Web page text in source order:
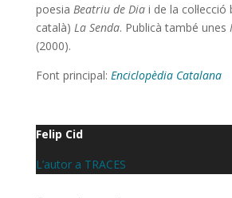
poesia Beatriu de Diai de la col·lecció
català) La Senda. Publicà també unes
(2000).
Font principal: Enciclopèdia Catalana
Felip Cid
L’autor a TRACES